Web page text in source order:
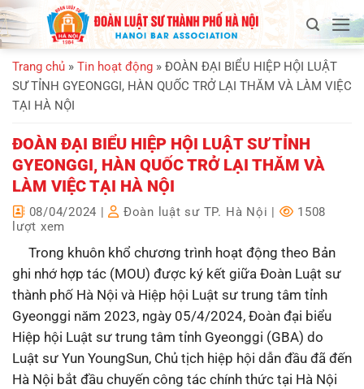
Bỏ
qua
nội
dung
Trang chủ » Tin hoạt động » ĐOÀN ĐẠI BIỂU HIỆP HỘI LUẬT
SƯ TỈNH GYEONGGI, HÀN QUỐC TRỞ LẠI THĂM VÀ LÀM VIỆC
TẠI HÀ NỘI
ĐOÀN ĐẠI BIỂU HIỆP HỘI LUẬT SƯ TỈNH
GYEONGGI, HÀN QUỐC TRỞ LẠI THĂM VÀ
LÀM VIỆC TẠI HÀ NỘI
08/04/2024 | Đoàn luật sư TP. Hà Nội |
1508
lượt xem
Trong khuôn khổ chương trình hoạt động theo Bản
ghi nhớ hợp tác (MOU) được ký kết giữa Đoàn Luật sư
thành phố Hà Nội và Hiệp hội Luật sư trung tâm tỉnh
Gyeonggi năm 2023, ngày 05/4/2024, Đoàn đại biểu
Hiệp hội Luật sư trung tâm tỉnh Gyeonggi (GBA) do
Luật sư Yun YoungSun, Chủ tịch hiệp hội dẫn đầu đã đến
Hà Nội bắt đầu chuyến công tác chính thức tại Hà Nội